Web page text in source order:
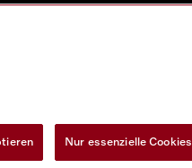
Nur essenzielle Cookies